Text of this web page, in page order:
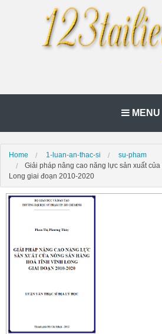
MENU
Home 1-luan-an-thac-si
su-pham
Giải pháp nâng cao năng lực sản xuất
Long giai đoạn 2010-2020